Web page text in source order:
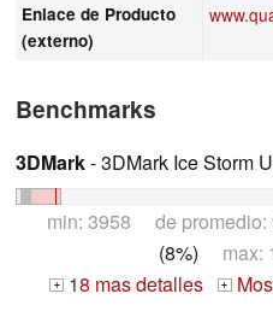
Enlace de Producto
(externo)
Benchmarks
3DMark- 3DMark Ice Storm
min: 3958 de
(8%) max:
+ 18 mas detalles +